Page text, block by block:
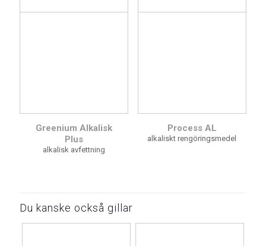
Greenium Alkalisk
Plus
alkalisk avfettning
Process AL
alkaliskt rengöringsmedel
Du kanske också gillar